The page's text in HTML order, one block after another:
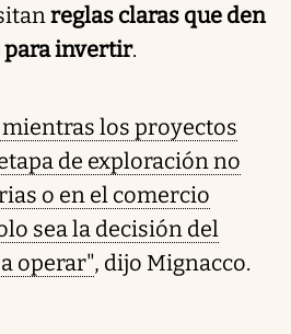
reglas claras que den
para invertir.
los proyectos
de exploración no
o en el comercio
sea la decisión del
operar", dijo Mignacco.